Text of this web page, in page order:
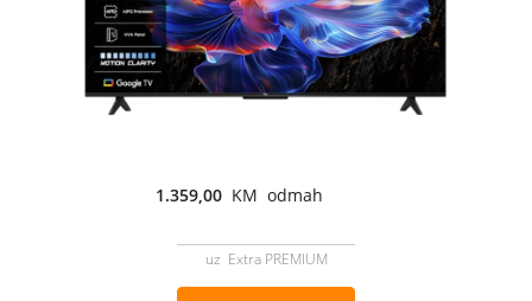
1.359,00 KM odmah
uz Extra PREMIUM